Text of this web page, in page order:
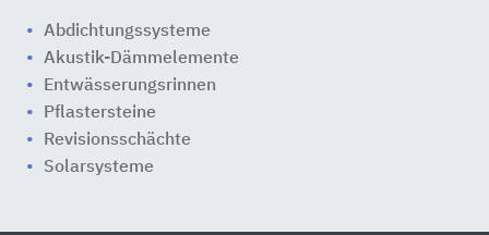
Abdichtungssysteme
Akustik-Dämmelemente
Entwässerungsrinnen
Pflastersteine
Revisionsschächte
Solarsysteme